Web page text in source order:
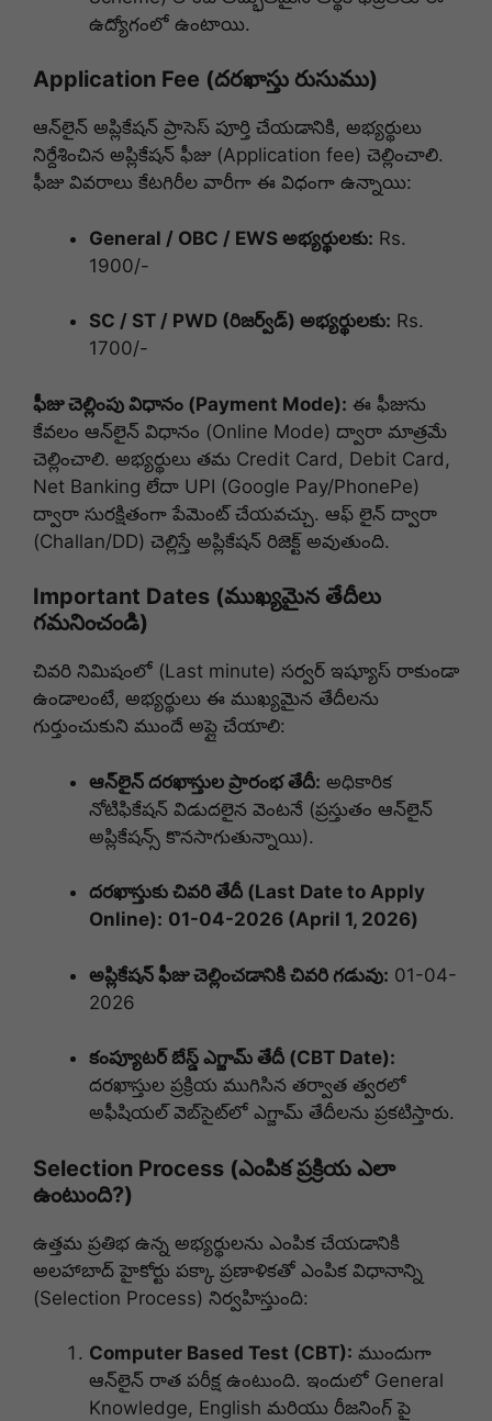
ఉద్యోగంలో ఉంటాయి.
Application Fee (దరఖాస్తు రుసుము)
ఆన్‌లైన్ అప్లికేషన్ ప్రాసెస్ పూర్తి చేయడానికి, అభ్యర్థులు
నిర్దేశించిన అప్లికేషన్ ఫీజు (Application fee) చెల్లించాలి.
ఫీజు వివరాలు కేటగిరీల వారీగా ఈ విధంగా ఉన్నాయి:
General / OBC / EWS అభ్యర్థులకు: Rs.
1900/-
SC / ST / PWD (రిజర్వ్‌డ్) అభ్యర్థులకు: Rs.
1700/-
ఫీజు చెల్లింపు విధానం (Payment Mode): ఈ ఫీజును
కేవలం ఆన్‌లైన్ విధానం (Online Mode) ద్వారా మాత్రమే
చెల్లించాలి. అభ్యర్థులు తమ Credit Card, Debit Card,
Net Banking లేదా UPI (Google Pay/PhonePe)
ద్వారా సురక్షితంగా పేమెంట్ చేయవచ్చు. ఆఫ్ లైన్ ద్వారా
(Challan/DD) చెల్లిస్తే అప్లికేషన్ రిజెక్ట్ అవుతుంది.
Important Dates (ముఖ్యమైన తేదీలు
గమనించండి)
చివరి నిమిషంలో (Last minute) సర్వర్ ఇష్యూస్ రాకుండా
ఉండాలంటే, అభ్యర్థులు ఈ ముఖ్యమైన తేదీలను
గుర్తుంచుకుని ముందే అప్లై చేయాలి:
ఆన్‌లైన్ దరఖాస్తుల ప్రారంభ తేదీ: అధికారిక
నోటిఫికేషన్ విడుదలైన వెంటనే (ప్రస్తుతం ఆన్‌లైన్
అప్లికేషన్స్ కొనసాగుతున్నాయి).
దరఖాస్తుకు చివరి తేదీ (Last Date to Apply
Online): 01-04-2026 (April 1, 2026)
అప్లికేషన్ ఫీజు చెల్లించడానికి చివరి గడువు: 01-04-
2026
కంప్యూటర్ బేస్డ్ ఎగ్జామ్ తేదీ (CBT Date):
దరఖాస్తుల ప్రక్రియ ముగిసిన తర్వాత త్వరలో
అఫీషియల్ వెబ్‌సైట్‌లో ఎగ్జామ్ తేదీలను ప్రకటిస్తారు.
Selection Process (ఎంపిక ప్రక్రియ ఎలా
ఉంటుంది?)
ఉత్తమ ప్రతిభ ఉన్న అభ్యర్థులను ఎంపిక చేయడానికి
అలహాబాద్ హైకోర్టు పక్కా ప్రణాళికతో ఎంపిక విధానాన్ని
(Selection Process) నిర్వహిస్తుంది:
Computer Based Test (CBT): ముందుగా
ఆన్‌లైన్ రాత పరీక్ష ఉంటుంది. ఇందులో General
Knowledge, English మరియు రీజనింగ్ పై